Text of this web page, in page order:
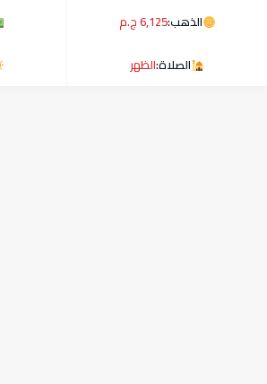
الذهب:6,125 ج.م
الصلاة:الظهر